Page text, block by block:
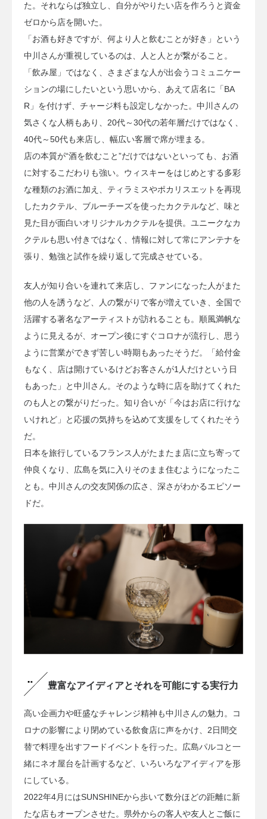
た。それならば独立し、自分がやりたい店を作ろうと資金
ゼロから店を開いた。
「お酒も好きですが、何より人と飲むことが好き」という
中川さんが重視しているのは、人と人とが繋がること。
「飲み屋」ではなく、さまざまな人が出会うコミュニケー
ションの場にしたいという思いから、あえて店名に「BA
R」を付けず、チャージ料も設定しなかった。中川さんの
気さくな人柄もあり、20代～30代の若年層だけではなく、
40代～50代も来店し、幅広い客層で席が埋まる。
店の本質が“酒を飲むこと”だけではないといっても、お酒
に対するこだわりも強い。ウィスキーをはじめとする多彩
な種類のお酒に加え、ティラミスやポカリスエットを再現
したカクテル、ブルーチーズを使ったカクテルなど、味と
見た目が面白いオリジナルカクテルを提供。ユニークなカ
クテルも思い付きではなく、情報に対して常にアンテナを
張り、勉強と試作を繰り返して完成させている。
友人が知り合いを連れて来店し、ファンになった人がまた
他の人を誘うなど、人の繋がりで客が増えていき、全国で
活躍する著名なアーティストが訪れることも。順風満帆な
ように見えるが、オープン後にすぐコロナが流行し、思う
ように営業ができず苦しい時期もあったそうだ。「給付金
もなく、店は開けているけどお客さんが1人だけという日
もあった」と中川さん。そのような時に店を助けてくれた
のも人との繋がりだった。知り合いが「今はお店に行けな
いけれど」と応援の気持ちを込めて支援をしてくれたそう
だ。
日本を旅行しているフランス人がたまたま店に立ち寄って
仲良くなり、広島を気に入りそのまま住むようになったこ
とも。中川さんの交友関係の広さ、深さがわかるエピソー
ドだ。
豊富なアイディアとそれを可能にする実行力
高い企画力や旺盛なチャレンジ精神も中川さんの魅力。コ
ロナの影響により閉めている飲食店に声をかけ、2日間交
替で料理を出すフードイベントを行った。広島パルコと一
緒にネオ屋台を計画するなど、いろいろなアイディアを形
にしている。
2022年4月にはSUNSHINEから歩いて数分ほどの距離に新
たな店もオープンさせた。県外からの客人や友人とご飯に